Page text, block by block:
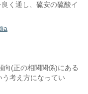
く通し、硫安の硫酸イ
向(正の相関関係)にある
考え方になってい